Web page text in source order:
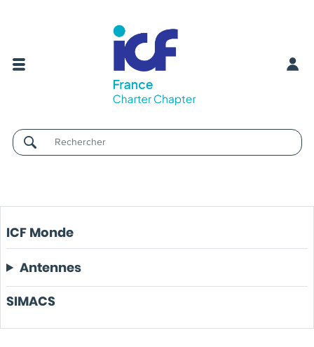
Username
ICF Monde
Antennes
SIMACS